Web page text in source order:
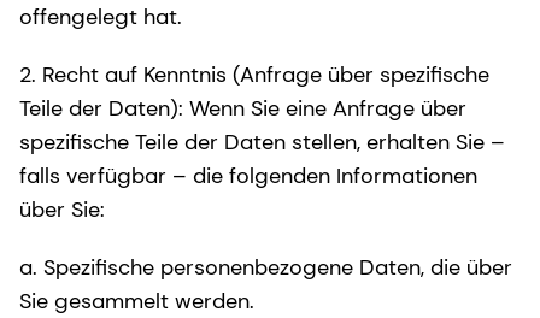
offengelegt hat.
2. Recht auf Kenntnis (Anfrage über spezifische
Teile der Daten): Wenn Sie eine Anfrage über
spezifische Teile der Daten stellen, erhalten Sie –
falls verfügbar – die folgenden Informationen
über Sie:
a. Spezifische personenbezogene Daten, die über
Sie gesammelt werden.